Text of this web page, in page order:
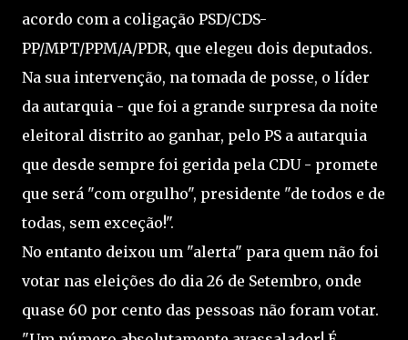
acordo com a coligação PSD/CDS-
PP/MPT/PPM/A/PDR, que elegeu dois deputados.
Na sua intervenção, na tomada de posse, o líder
da autarquia - que foi a grande surpresa da noite
eleitoral distrito ao ganhar, pelo PS a autarquia
que desde sempre foi gerida pela CDU - promete
que será "com orgulho", presidente "de todos e de
todas, sem exceção!".
No entanto deixou um "alerta" para quem não foi
votar nas eleições do dia 26 de Setembro, onde
quase 60 por cento das pessoas não foram votar.